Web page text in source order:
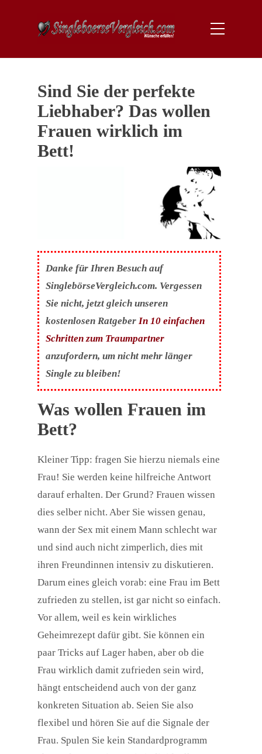
Sind Sie der perfekte
Liebhaber? Das wollen
Frauen wirklich im
Bett!
Danke für Ihren Besuch auf
SinglebörseVergleich.com. Vergessen
Sie nicht, jetzt gleich unseren
kostenlosen Ratgeber In 10 einfachen
Schritten zum Traumpartner
anzufordern, um nicht mehr länger
Single zu bleiben!
Was wollen Frauen im
Bett?
Kleiner Tipp: fragen Sie hierzu niemals eine
Frau! Sie werden keine hilfreiche Antwort
darauf erhalten. Der Grund? Frauen wissen
dies selber nicht. Aber Sie wissen genau,
wann der Sex mit einem Mann schlecht war
und sind auch nicht zimperlich, dies mit
ihren Freundinnen intensiv zu diskutieren.
Darum eines gleich vorab: eine Frau im Bett
zufrieden zu stellen, ist gar nicht so einfach.
Vor allem, weil es kein wirkliches
Geheimrezept dafür gibt. Sie können ein
paar Tricks auf Lager haben, aber ob die
Frau wirklich damit zufrieden sein wird,
hängt entscheidend auch von der ganz
konkreten Situation ab. Seien Sie also
flexibel und hören Sie auf die Signale der
Frau. Spulen Sie kein Standardprogramm